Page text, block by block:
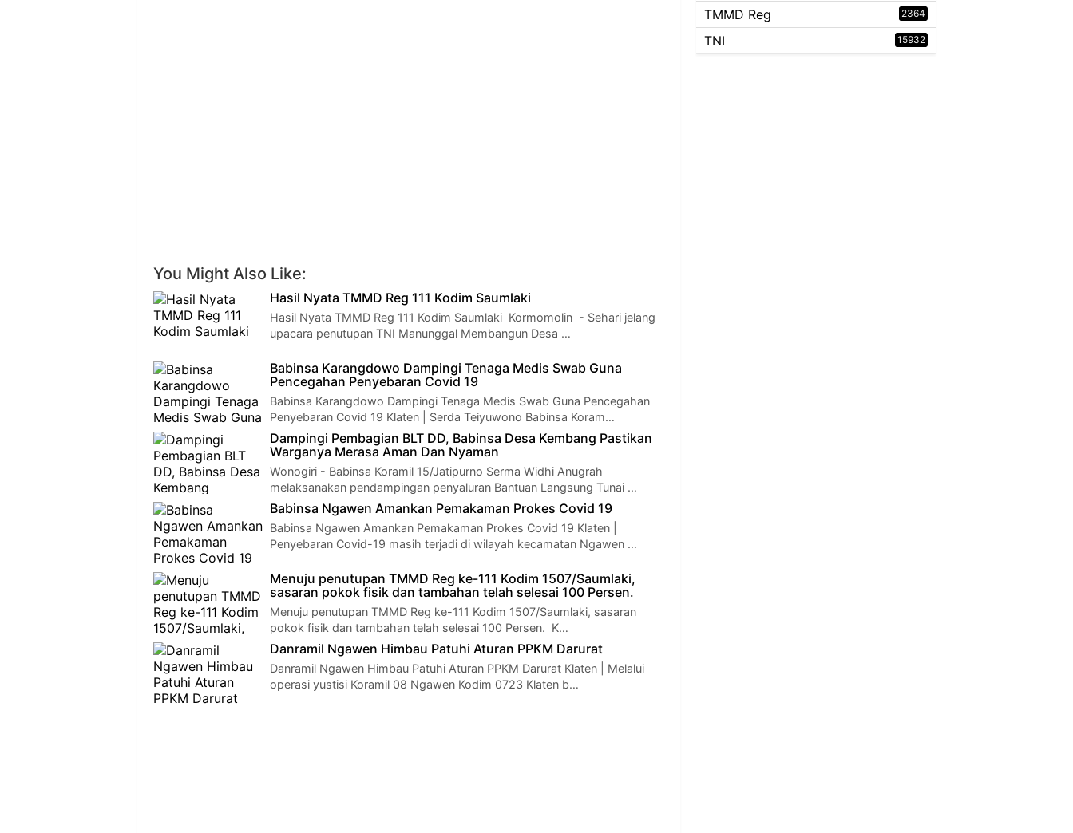
You Might Also Like:
Hasil Nyata TMMD Reg 111 Kodim Saumlaki
Hasil Nyata TMMD Reg 111 Kodim Saumlaki Kormomolin - Sehari jelang
upacara penutupan TNI Manunggal Membangun Desa …
Babinsa Karangdowo Dampingi Tenaga Medis Swab Guna
Pencegahan Penyebaran Covid 19
Babinsa Karangdowo Dampingi Tenaga Medis Swab Guna Pencegahan
Penyebaran Covid 19 Klaten | Serda Teiyuwono Babinsa Koram…
Dampingi Pembagian BLT DD, Babinsa Desa Kembang Pastikan
Warganya Merasa Aman Dan Nyaman
Wonogiri - Babinsa Koramil 15/Jatipurno Serma Widhi Anugrah
melaksanakan pendampingan penyaluran Bantuan Langsung Tunai …
Babinsa Ngawen Amankan Pemakaman Prokes Covid 19
Babinsa Ngawen Amankan Pemakaman Prokes Covid 19 Klaten |
Penyebaran Covid-19 masih terjadi di wilayah kecamatan Ngawen …
Menuju penutupan TMMD Reg ke-111 Kodim 1507/Saumlaki,
sasaran pokok fisik dan tambahan telah selesai 100 Persen.
Menuju penutupan TMMD Reg ke-111 Kodim 1507/Saumlaki, sasaran
pokok fisik dan tambahan telah selesai 100 Persen. K…
Danramil Ngawen Himbau Patuhi Aturan PPKM Darurat
Danramil Ngawen Himbau Patuhi Aturan PPKM Darurat Klaten | Melalui
operasi yustisi Koramil 08 Ngawen Kodim 0723 Klaten b…
TMMD Reg 2364
TNI 15932